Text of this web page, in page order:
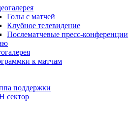
Голы с матчей
Клубное телевидение
Послематчевые пресс-конференции
к матчам
поддержки
сектор